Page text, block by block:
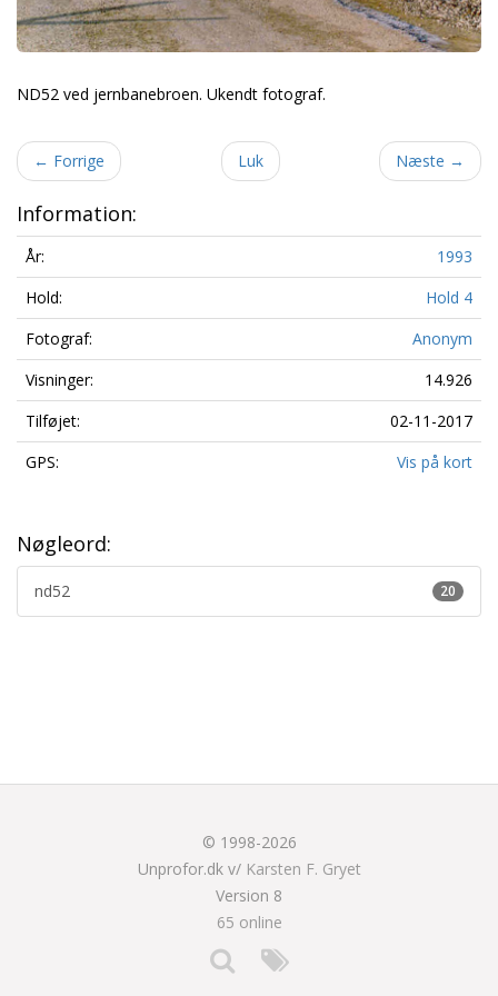
ND52 ved jernbanebroen. Ukendt fotograf.
← Forrige Luk Næste →
Information:
År:
1993
Hold:
Hold 4
Fotograf:
Anonym
Visninger:
14.926
Tilføjet:
02-11-2017
GPS:
Vis på kort
Nøgleord:
20
nd52
© 1998-2026
Unprofor.dk v/ Karsten F. Gryet
Version 8
65 online